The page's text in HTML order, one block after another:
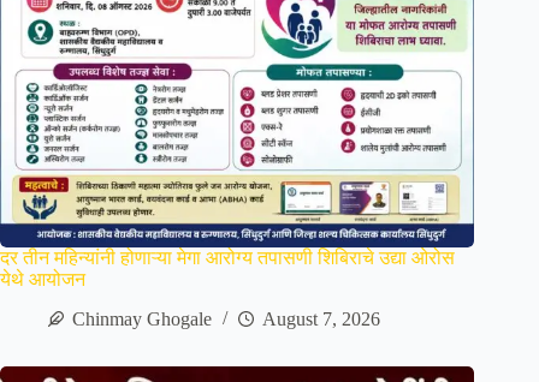
दर तीन महिन्यांनी होणाऱ्या मेगा आरोग्य तपासणी शिबिराचे उद्या ओरोस
येथे आयोजन
Chinmay Ghogale
August 7, 2026